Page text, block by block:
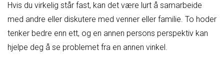
Hvis du virkelig står fast, kan det være lurt å samarbeide
med andre eller diskutere med venner eller familie. To hoder
tenker bedre enn ett, og en annen persons perspektiv kan
hjelpe deg å se problemet fra en annen vinkel.